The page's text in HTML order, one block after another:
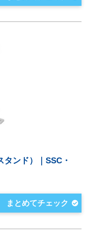
ンド）｜SSC・